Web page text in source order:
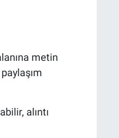
metin
alıntı